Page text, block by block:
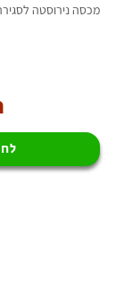
מכסה נירוסטה